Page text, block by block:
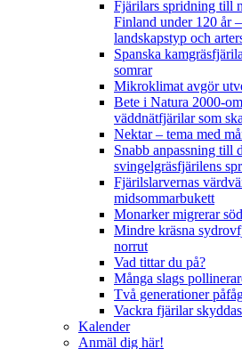
Fjärilars spridning till
Finland under 120 år
landskapstyp och
Spanska
somrar
Mikroklimat avgör
Bete i Natura 2000-
väddnätfjärilar som
Nektar – tema med
Snabb anpassning till
svingelgräsfjärilens
Fjärilslarvernas
midsommarbukett
Monarker migrerar
Mindre kräsna
norrut
Vad tittar du på?
Många slags
Två generationer
Vackra fjärilar
Kalender
Anmäl dig här!